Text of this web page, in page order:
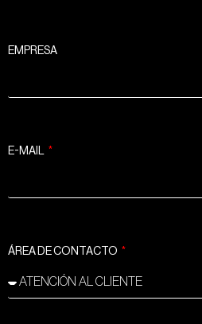
EMPRESA
E-MAIL
ÁREA DE CONTACTO